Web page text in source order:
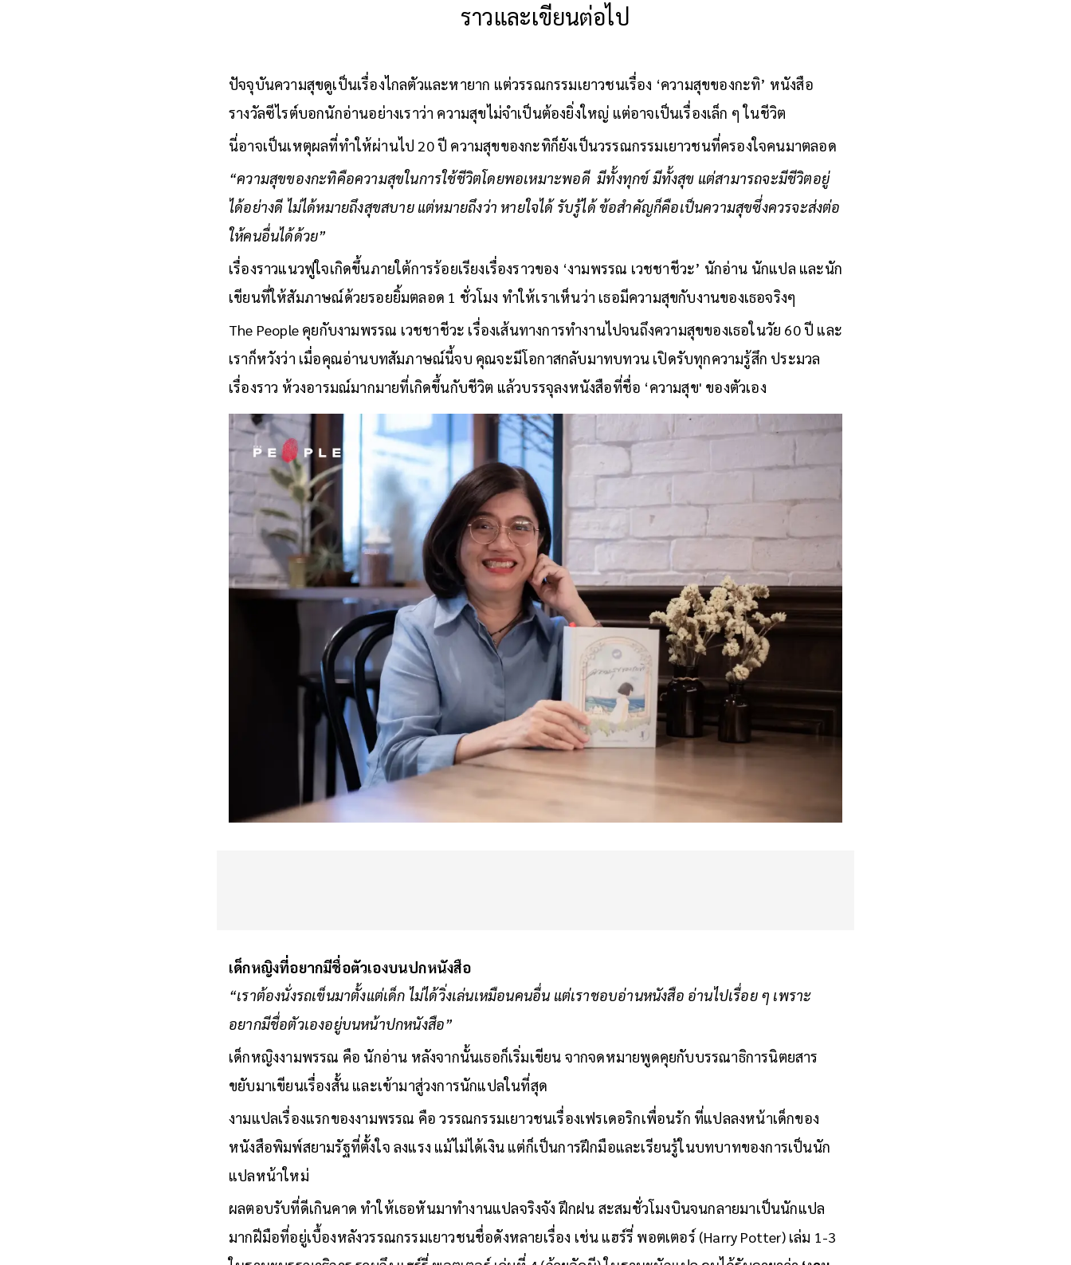
ราวและเขียนต่อไป
ปัจจุบันความสุขดูเป็นเรื่องไกลตัวและหายาก แต่วรรณกรรมเยาวชนเรื่อง ‘ความสุขของกะทิ’ หนังสือ
รางวัลซีไรต์บอกนักอ่านอย่างเราว่า ความสุขไม่จำเป็นต้องยิ่งใหญ่ แต่อาจเป็นเรื่องเล็ก ๆ ในชีวิต
นี่อาจเป็นเหตุผลที่ทำให้ผ่านไป 20 ปี ความสุขของกะทิก็ยังเป็นวรรณกรรมเยาวชนที่ครองใจคนมาตลอด
“ความสุขของกะทิคือความสุขในการใช้ชีวิตโดยพอเหมาะพอดี มีทั้งทุกข์ มีทั้งสุข แต่สามารถจะมีชีวิตอยู่
ได้อย่างดี ไม่ได้หมายถึงสุขสบาย แต่หมายถึงว่า หายใจได้ รับรู้ได้ ข้อสำคัญก็คือเป็นความสุขซึ่งควรจะส่งต่อ
ให้คนอื่นได้ด้วย”
เรื่องราวแนวฟูใจเกิดขึ้นภายใต้การร้อยเรียงเรื่องราวของ ‘งามพรรณ เวชชาชีวะ’ นักอ่าน นักแปล และนัก
เขียนที่ให้สัมภาษณ์ด้วยรอยยิ้มตลอด 1 ชั่วโมง ทำให้เราเห็นว่า เธอมีความสุขกับงานของเธอจริงๆ
The People คุยกับงามพรรณ เวชชาชีวะ เรื่องเส้นทางการทำงานไปจนถึงความสุขของเธอในวัย 60 ปี และ
เราก็หวังว่า เมื่อคุณอ่านบทสัมภาษณ์นี้จบ คุณจะมีโอกาสกลับมาทบทวน เปิดรับทุกความรู้สึก ประมวล
เรื่องราว ห้วงอารมณ์มากมายที่เกิดขึ้นกับชีวิต แล้วบรรจุลงหนังสือที่ชื่อ ‘ความสุข' ของตัวเอง
เด็กหญิงที่อยากมีชื่อตัวเองบนปกหนังสือ
“เราต้องนั่งรถเข็นมาตั้งแต่เด็ก ไม่ได้วิ่งเล่นเหมือนคนอื่น แต่เราชอบอ่านหนังสือ อ่านไปเรื่อย ๆ เพราะ
อยากมีชื่อตัวเองอยู่บนหน้าปกหนังสือ”
เด็กหญิงงามพรรณ คือ นักอ่าน หลังจากนั้นเธอก็เริ่มเขียน จากจดหมายพูดคุยกับบรรณาธิการนิตยสาร
ขยับมาเขียนเรื่องสั้น และเข้ามาสู่วงการนักแปลในที่สุด
งามแปลเรื่องแรกของงามพรรณ คือ วรรณกรรมเยาวชนเรื่องเฟรเดอริกเพื่อนรัก ที่แปลลงหน้าเด็กของ
หนังสือพิมพ์สยามรัฐที่ตั้งใจ ลงแรง แม้ไม่ได้เงิน แต่ก็เป็นการฝึกมือและเรียนรู้ในบทบาทของการเป็นนัก
แปลหน้าใหม่
ผลตอบรับที่ดีเกินคาด ทำให้เธอหันมาทำงานแปลจริงจัง ฝึกฝน สะสมชั่วโมงบินจนกลายมาเป็นนักแปล
มากฝีมือที่อยู่เบื้องหลังวรรณกรรมเยาวชนชื่อดังหลายเรื่อง เช่น แฮร์รี่ พอตเตอร์ (Harry Potter) เล่ม 1-3